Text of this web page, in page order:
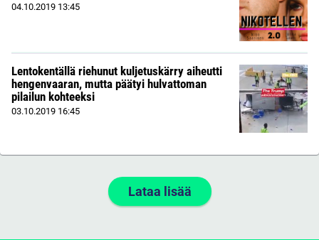
04.10.2019 13:45
Lentokentällä riehunut kuljetuskärry aiheutti
hengenvaaran, mutta päätyi hulvattoman
pilailun kohteeksi
03.10.2019 16:45
Lataa lisää